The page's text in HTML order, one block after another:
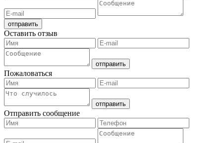
Оставить отзыв
Пожаловаться
Отправить сообщение